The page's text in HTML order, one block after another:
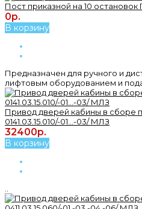
Пост приказной на 10
0р.
В корзину
Предназначен для ручного и
лифтовым оборудованием и
Привод дверей кабины в сборе
0141.03.15.010/-01...-03/ МЛЗ
32400р.
В корзину